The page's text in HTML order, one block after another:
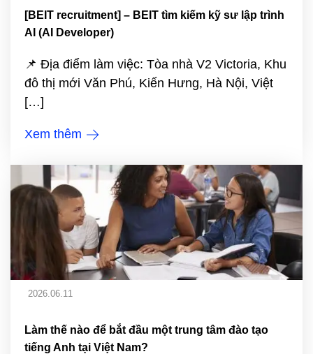
[BEIT recruitment] – BEIT tìm kiếm kỹ sư lập trình
AI (AI Developer)
📌 Địa điểm làm việc: Tòa nhà V2 Victoria, Khu
đô thị mới Văn Phú, Kiến Hưng, Hà Nội, Việt
[…]
Xem thêm
2026.06.11
Làm thế nào để bắt đầu một trung tâm đào tạo
tiếng Anh tại Việt Nam?